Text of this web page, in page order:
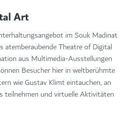
Art
im Souk Madinat
atemberaubende Theatre of Digital
aus Multimedia-Ausstellungen
Besucher hier in weltberühmte
wie Gustav Klimt eintauchen, an
teilnehmen und virtuelle Aktivitäten